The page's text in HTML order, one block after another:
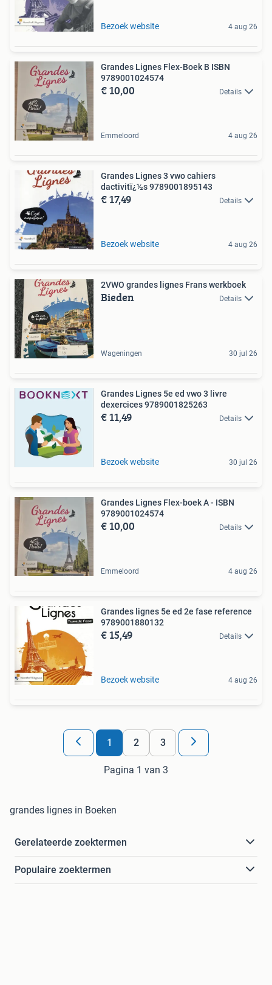
Bezoek website 4 aug 26
Grandes Lignes Flex-Boek B ISBN
9789001024574
€ 10,00 Details
Emmeloord 4 aug 26
Grandes Lignes 3 vwo cahiers
dactivitï¿½s 9789001895143
€ 17,49 Details
Bezoek website 4 aug 26
2VWO grandes lignes Frans werkboek
Bieden Details
Wageningen 30 jul 26
Grandes Lignes 5e ed vwo 3 livre
dexercices 9789001825263
€ 11,49 Details
Bezoek website 30 jul 26
Grandes Lignes Flex-boek A - ISBN
9789001024574
€ 10,00 Details
Emmeloord 4 aug 26
Grandes lignes 5e ed 2e fase reference
9789001880132
€ 15,49 Details
Bezoek website 4 aug 26
1 2 3
Pagina 1 van 3
grandes lignes in Boeken
Gerelateerde zoektermen
Populaire zoektermen